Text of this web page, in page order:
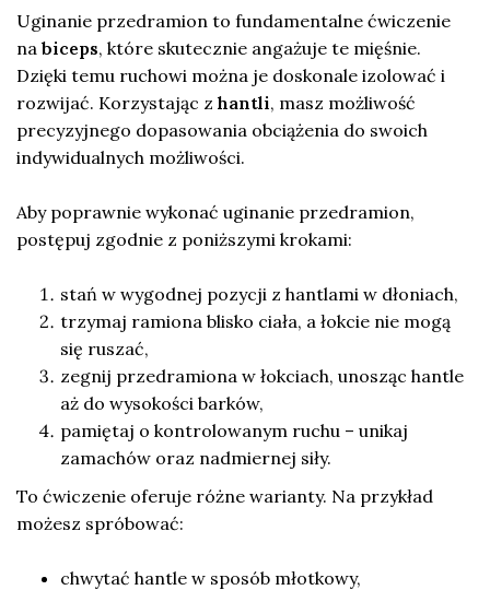
Uginanie przedramion to fundamentalne ćwiczenie
na biceps, które skutecznie angażuje te mięśnie.
Dzięki temu ruchowi można je doskonale izolować i
rozwijać. Korzystając z hantli, masz możliwość
precyzyjnego dopasowania obciążenia do swoich
indywidualnych możliwości.
Aby poprawnie wykonać uginanie przedramion,
postępuj zgodnie z poniższymi krokami:
stań w wygodnej pozycji z hantlami w dłoniach,
trzymaj ramiona blisko ciała, a łokcie nie mogą
się ruszać,
zegnij przedramiona w łokciach, unosząc hantle
aż do wysokości barków,
pamiętaj o kontrolowanym ruchu – unikaj
zamachów oraz nadmiernej siły.
To ćwiczenie oferuje różne warianty. Na przykład
możesz spróbować:
chwytać hantle w sposób młotkowy,